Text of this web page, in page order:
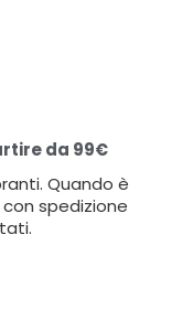
da 99€
Quando è
spedizione